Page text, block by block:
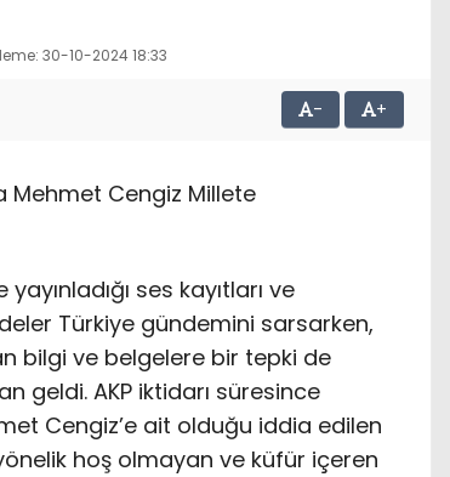
30-10-2024 18:33
- +
Mehmet Cengiz Millete
ses kayıtları ve
Türkiye gündemini sarsarken,
bilgi ve belgelere bir tepki de
geldi. AKP iktidarı süresince
Cengiz’e ait olduğu iddia edilen
hoş olmayan ve küfür içeren